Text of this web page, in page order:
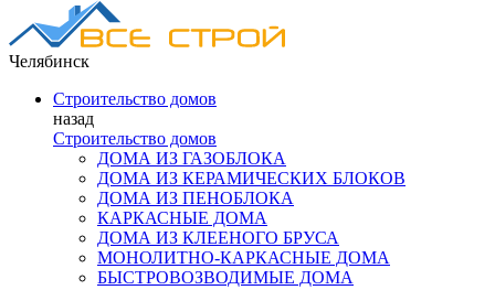
Челябинск
Строительство домов
назад
Строительство домов
ДОМА ИЗ ГАЗОБЛОКА
ДОМА ИЗ КЕРАМИЧЕСКИХ БЛОКОВ
ДОМА ИЗ ПЕНОБЛОКА
КАРКАСНЫЕ ДОМА
ДОМА ИЗ КЛЕЕНОГО БРУСА
МОНОЛИТНО-КАРКАСНЫЕ ДОМА
БЫСТРОВОЗВОДИМЫЕ ДОМА